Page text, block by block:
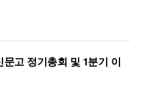
고 정기총회 및 1분기 이